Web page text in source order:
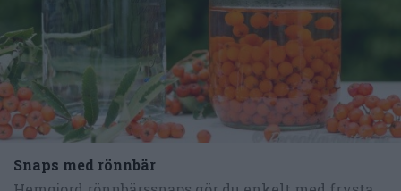
Snaps med rönnbär